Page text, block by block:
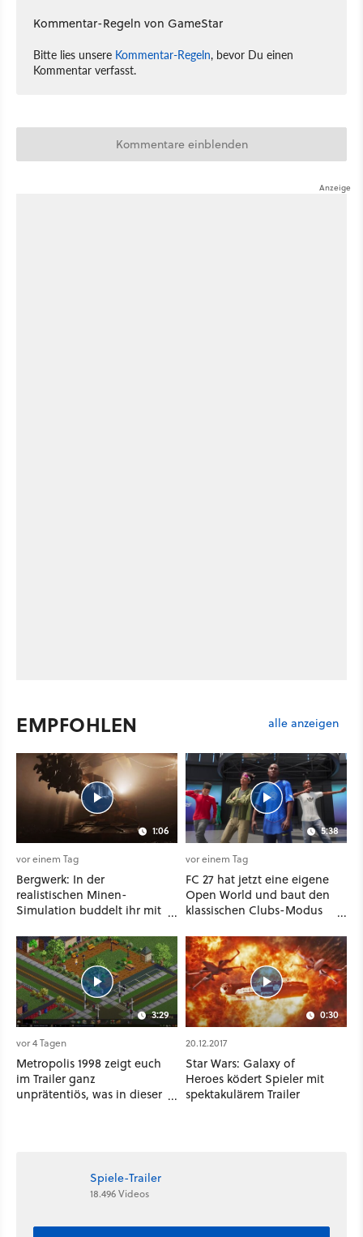
Kommentar-Regeln von GameStar
Bitte lies unsere Kommentar-Regeln, bevor Du einen
Kommentar verfasst.
Kommentare einblenden
EMPFOHLEN alle anzeigen
1:06
vor einem Tag
Bergwerk: In der
realistischen Minen-
Simulation buddelt ihr mit
möglichst vorsichtig Kohle
aus
5:38
vor einem Tag
FC 27 hat jetzt eine eigene
Open World und baut den
klassischen Clubs-Modus
Spieler-Sandbox aus
3:29
vor 4 Tagen
Metropolis 1998 zeigt euch
im Trailer ganz
unprätentiös, was in dieser
0:30
20.12.2017
Star Wars: Galaxy of
Heroes ködert Spieler mit
spektakulärem Trailer
Spiele-Trailer
18.496 Videos